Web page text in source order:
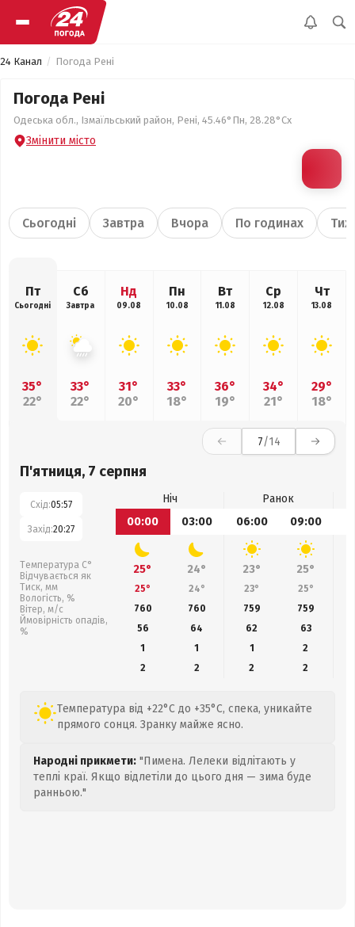
24 Канал Погода Рені
Погода Рені
Одеська обл., Ізмаїльський район, Рені, 45.46°Пн, 28.28°Сх
Змінити місто
Сьогодні Завтра Вчора По годинах
Пт
Сьогодні
35°
22°
Сб
Завтра
33°
22°
Нд
09.08
31°
20°
Пн
10.08
33°
18°
Вт
11.08
36°
19°
Ср
12.08
34°
21°
Чт
13.08
29°
18°
7/14
П'ятниця, 7 серпня
Схід:05:57
Захід:20:27
Температура С°
Відчувається як
Тиск, мм
Вологість, %
Вітер, м/с
Ймовірність опадів,
%
Ніч
Ранок
00:00
03:00 06:00 09:00
25° 24° 23° 25°
25° 24° 23° 25°
760
760 759 759
56
64 62 63
1
1 1
2
2
2 2 2
Температура від +22°C до +35°C, спека, уникайте
прямого сонця. Зранку майже ясно.
Народні прикмети: "Пимена. Лелеки відлітають у
теплі краї. Якщо відлетіли до цього дня — зима буде
ранньою."